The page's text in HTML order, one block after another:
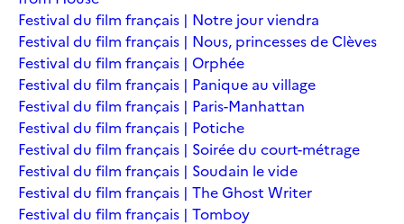
Festival du film français | Notre jour viendra
Festival du film français | Nous, princesses de Clèves
Festival du film français | Orphée
Festival du film français | Panique au village
Festival du film français | Paris-Manhattan
Festival du film français | Potiche
Festival du film français | Soirée du court-métrage
Festival du film français | Soudain le vide
Festival du film français | The Ghost Writer
Festival du film français | Tomboy